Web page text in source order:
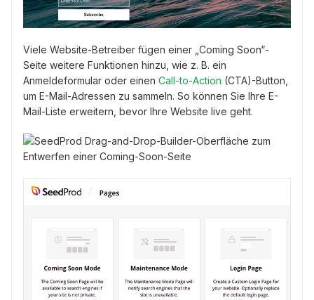
Viele Website-Betreiber fügen einer „Coming Soon“-
Seite weitere Funktionen hinzu, wie z. B. ein
Anmeldeformular oder einen Call-to-Action (CTA)-Button,
um E-Mail-Adressen zu sammeln. So können Sie Ihre E-
Mail-Liste erweitern, bevor Ihre Website live geht.